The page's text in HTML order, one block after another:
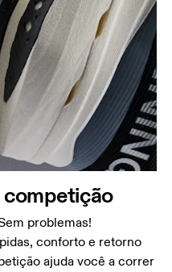
competição
problemas!
conforto e retorno
ajuda você a correr